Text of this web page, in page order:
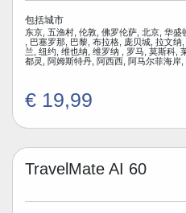
包括城市
东京, 五渔村, 伦敦, 佛罗伦萨, 北京, 华
, 巴塞罗那, 巴黎, 布拉格, 庞贝城, 拉文
兰, 纽约, 维也纳, 维罗纳 , 罗马, 莫斯科,
都灵, 阿姆斯特丹, 阿西西, 阿马尔菲海岸,
€ 19,99
TravelMate AI 60